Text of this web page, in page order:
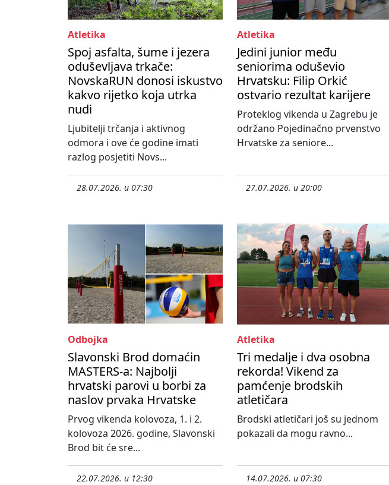
Atletika
Spoj asfalta, šume i jezera
oduševljava trkače:
NovskaRUN donosi iskustvo
kakvo rijetko koja utrka
nudi
Ljubitelji trčanja i aktivnog
odmora i ove će godine imati
razlog posjetiti Novs...
28.07.2026. u 07:30
Atletika
Jedini junior među
seniorima oduševio
Hrvatsku: Filip Orkić
ostvario rezultat karijere
Proteklog vikenda u Zagrebu je
održano Pojedinačno prvenstvo
Hrvatske za seniore...
27.07.2026. u 20:00
Odbojka
Slavonski Brod domaćin
MASTERS-a: Najbolji
hrvatski parovi u borbi za
naslov prvaka Hrvatske
Prvog vikenda kolovoza, 1. i 2.
kolovoza 2026. godine, Slavonski
Brod bit će sre...
22.07.2026. u 12:30
Atletika
Tri medalje i dva osobna
rekorda! Vikend za
pamćenje brodskih
atletičara
Brodski atletičari još su jednom
pokazali da mogu ravno...
14.07.2026. u 07:30